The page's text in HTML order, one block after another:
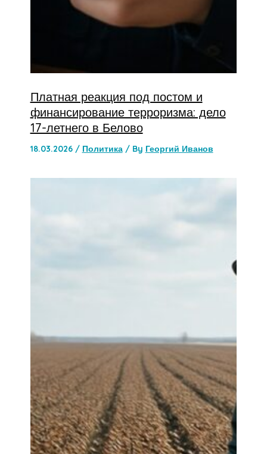
Платная реакция под постом и
финансирование терроризма: дело
17-летнего в Белово
18.03.2026 / Политика/ By Георгий Иванов